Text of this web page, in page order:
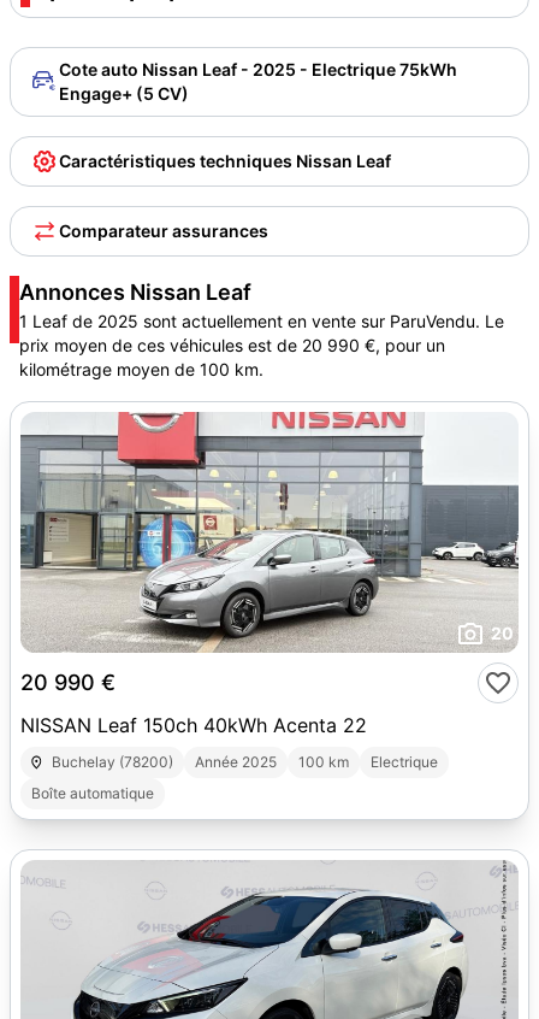
Cote auto Nissan Leaf - 2025 - Electrique 75kWh
Engage+ (5 CV)
Caractéristiques techniques Nissan Leaf
Comparateur assurances
Annonces Nissan Leaf
1 Leaf de 2025 sont actuellement en vente sur ParuVendu. Le
prix moyen de ces véhicules est de 20 990 €, pour un
kilométrage moyen de 100 km.
20
20 990 €
NISSAN Leaf 150ch 40kWh Acenta 22
Buchelay (78200) Année 2025 100 km
Electrique
Boîte automatique